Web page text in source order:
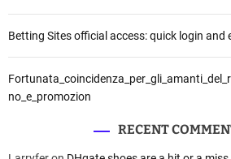
Betting Sites official access: quick login and
no_e_promozion
RECENT